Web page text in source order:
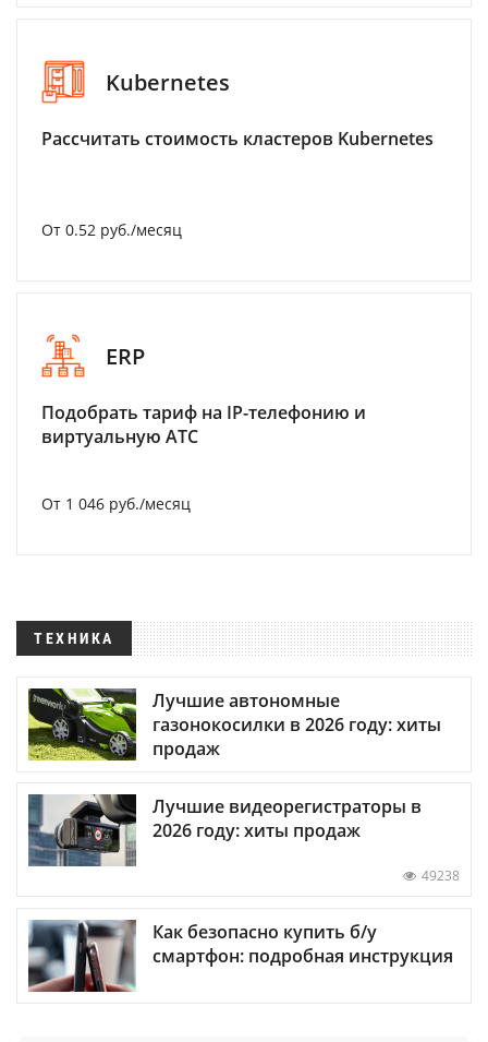
Kubernetes
Рассчитать стоимость кластеров Kubernetes
От 0.52 руб./месяц
ERP
Подобрать тариф на IP-телефонию и
виртуальную АТС
От 1 046 руб./месяц
ТЕХНИКА
Лучшие автономные
газонокосилки в 2026 году: хиты
продаж
Лучшие видеорегистраторы в
2026 году: хиты продаж
49238
Как безопасно купить б/у
смартфон: подробная инструкция